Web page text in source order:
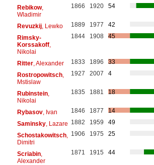
Rebikow,
Wladimir
1866 1920 54
Revuzkij, Lewko 1889 1977
42
Rimsky-
Korssakoff,
Nikolai
1844 1908 45
Ritter, Alexander 1833 1896
33
Rostropowitsch,
Mstislaw
1927 2007 4
Rubinstein,
Nikolai
1835 1881 18
Rybasov, Ivan 1846 1877
14
Saminsky, Lazare 1882 1959
49
Schostakowitsch,
Dimitri
1906 1975 25
Scriabin,
Alexander
1871 1915 44